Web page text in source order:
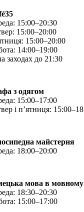
15:00–20:30
15:00–20:00
15:00–20:00
14:00–19:00
заходах до 21:30
з одягом
15:00–17:00
і п’ятниця:
майстерня
18:00–20:00
мова в
18:30–20:30
15:00–17:00